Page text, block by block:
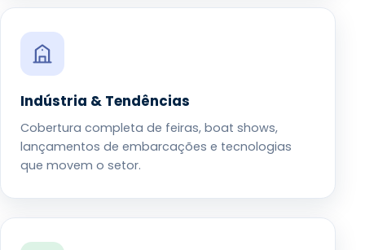
Indústria & Tendências
Cobertura completa de feiras, boat shows,
lançamentos de embarcações e tecnologias
que movem o setor.